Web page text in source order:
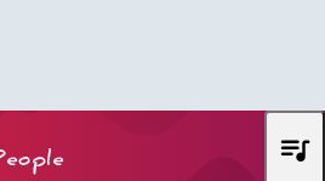
queue_music